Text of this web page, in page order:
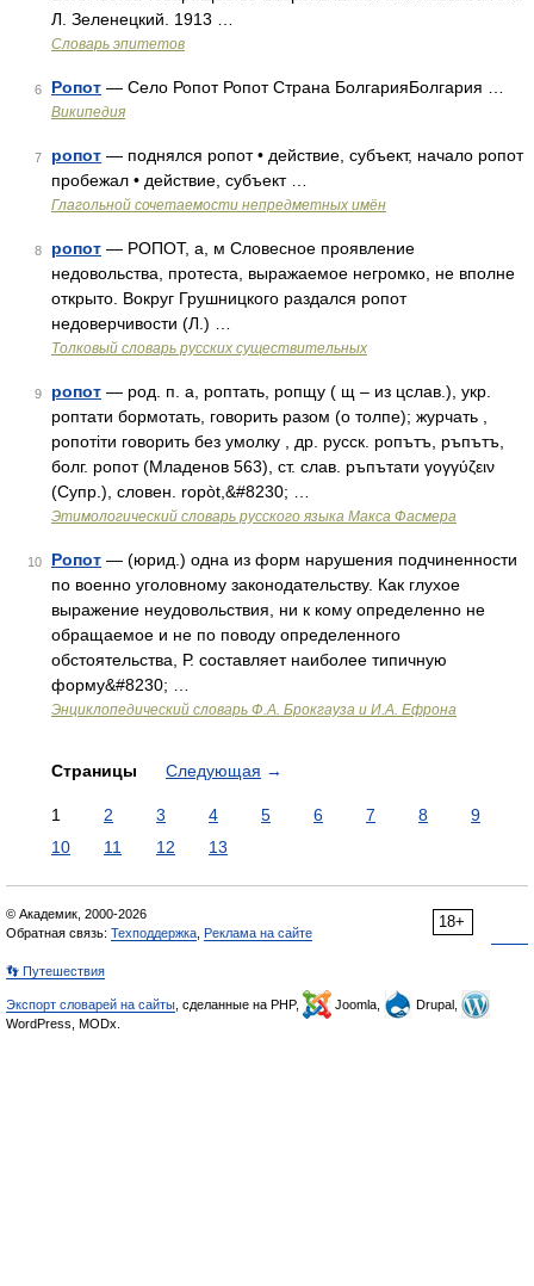
Л. Зеленецкий. 1913 …
Словарь эпитетов
6 Ропот — Село Ропот Ропот Страна БолгарияБолгария …
Википедия
7 ропот — поднялся ропот • действие, субъект, начало ропот
пробежал • действие, субъект …
Глагольной сочетаемости непредметных имён
8 ропот — РОПОТ, а, м Словесное проявление
недовольства, протеста, выражаемое негромко, не вполне
открыто. Вокруг Грушницкого раздался ропот
недоверчивости (Л.) …
Толковый словарь русских существительных
9 ропот — род. п. а, роптать, ропщу ( щ – из цслав.), укр.
роптати бормотать, говорить разом (о толпе); журчать ,
ропотiти говорить без умолку , др. русск. ропътъ, ръпътъ,
болг. ропот (Младенов 563), ст. слав. ръпътати γογγύζειν
(Супр.), словен. ropòt,&#8230; …
Этимологический словарь русского языка Макса Фасмера
10 Ропот — (юрид.) одна из форм нарушения подчиненности
по военно уголовному законодательству. Как глухое
выражение неудовольствия, ни к кому определенно не
обращаемое и не по поводу определенного
обстоятельства, Р. составляет наиболее типичную
форму&#8230; …
Энциклопедический словарь Ф.А. Брокгауза и И.А. Ефрона
Страницы Следующая →
1 2 3 4 5 6 7 8
9
10
11 12 13
18+
© Академик, 2000-2026
Обратная связь: Техподдержка Реклама на сайте
👣 Путешествия
Экспорт словарей на сайты , сделанные на PHP, Joomla,
Drupal,
WordPress, MODx.